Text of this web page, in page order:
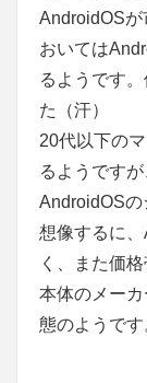
AndroidOSが
おいては
るようです
た（汗）
20代以下の
るようです
AndroidOSの
想像するに
く、また価
本体のメー
態のようです